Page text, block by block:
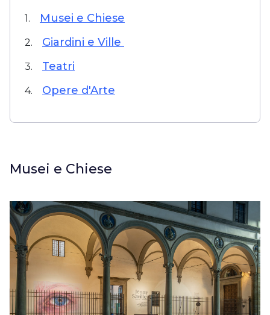
1. Musei e Chiese
2. Giardini e Ville
3. Teatri
4. Opere d'Arte
Musei e Chiese